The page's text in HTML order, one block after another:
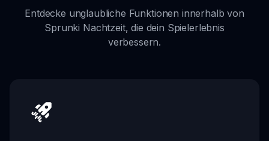
Entdecke unglaubliche Funktionen innerhalb von
Sprunki Nachtzeit, die dein Spielerlebnis
verbessern.